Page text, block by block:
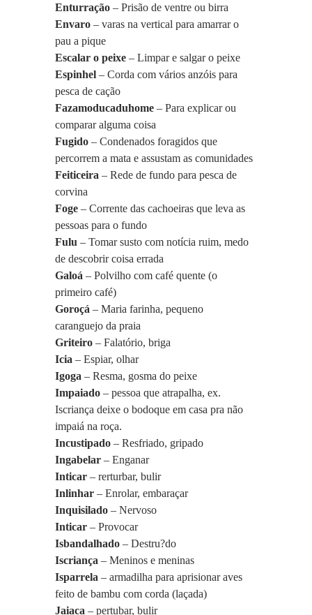
Enturração – Prisão de ventre ou birra
Envaro – varas na vertical para amarrar o
pau a pique
Escalar o peixe – Limpar e salgar o peixe
Espinhel – Corda com vários anzóis para
pesca de cação
Fazamoducaduhome – Para explicar ou
comparar alguma coisa
Fugido – Condenados foragidos que
percorrem a mata e assustam as comunidades
Feiticeira – Rede de fundo para pesca de
corvina
Foge – Corrente das cachoeiras que leva as
pessoas para o fundo
Fulu – Tomar susto com notícia ruim, medo
de descobrir coisa errada
Galoá – Polvilho com café quente (o
primeiro café)
Goroçá – Maria farinha, pequeno
caranguejo da praia
Griteiro – Falatório, briga
Icia – Espiar, olhar
Igoga – Resma, gosma do peixe
Impaiado – pessoa que atrapalha, ex.
Iscriança deixe o bodoque em casa pra não
impaiá na roça.
Incustipado – Resfriado, gripado
Ingabelar – Enganar
Inticar – rerturbar, bulir
Inlinhar – Enrolar, embaraçar
Inquisilado – Nervoso
Inticar – Provocar
Isbandalhado – Destru?do
Iscriança – Meninos e meninas
Isparrela – armadilha para aprisionar aves
feito de bambu com corda (laçada)
Jaiaca – pertubar, bulir